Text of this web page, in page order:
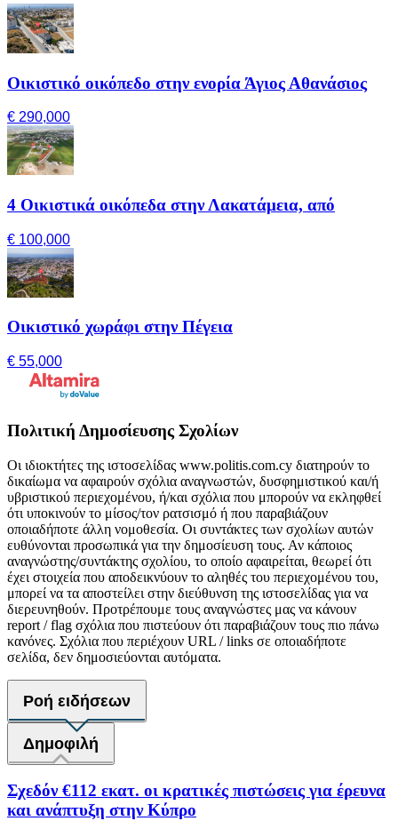
Οικιστικό οικόπεδο στην ενορία Άγιος Αθανάσιος
€ 290,000
4 Οικιστικά οικόπεδα στην Λακατάμεια, από
€ 100,000
Οικιστικό χωράφι στην Πέγεια
€ 55,000
Πολιτική Δημοσίευσης Σχολίων
Οι ιδιοκτήτες της ιστοσελίδας www.politis.com.cy διατηρούν το
δικαίωμα να αφαιρούν σχόλια αναγνωστών, δυσφημιστικού και/ή
υβριστικού περιεχομένου, ή/και σχόλια που μπορούν να εκληφθεί
ότι υποκινούν το μίσος/τον ρατσισμό ή που παραβιάζουν
οποιαδήποτε άλλη νομοθεσία. Οι συντάκτες των σχολίων αυτών
ευθύνονται προσωπικά για την δημοσίευση τους. Αν κάποιος
αναγνώστης/συντάκτης σχολίου, το οποίο αφαιρείται, θεωρεί ότι
έχει στοιχεία που αποδεικνύουν το αληθές του περιεχομένου του,
μπορεί να τα αποστείλει στην διεύθυνση της ιστοσελίδας για να
διερευνηθούν. Προτρέπουμε τους αναγνώστες μας να κάνουν
report / flag σχόλια που πιστεύουν ότι παραβιάζουν τους πιο πάνω
κανόνες. Σχόλια που περιέχουν URL / links σε οποιαδήποτε
σελίδα, δεν δημοσιεύονται αυτόματα.
Ροή ειδήσεων
Δημοφιλή
Σχεδόν €112 εκατ. οι κρατικές πιστώσεις για έρευνα
και ανάπτυξη στην Κύπρο